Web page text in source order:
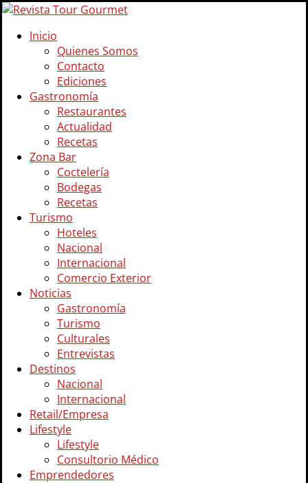
Inicio
Quienes Somos
Contacto
Ediciones
Gastronomía
Restaurantes
Actualidad
Recetas
Zona Bar
Coctelería
Bodegas
Recetas
Turismo
Hoteles
Nacional
Internacional
Comercio Exterior
Noticias
Gastronomía
Turismo
Culturales
Entrevistas
Destinos
Nacional
Internacional
Retail/Empresa
Lifestyle
Lifestyle
Consultorio Médico
Emprendedores